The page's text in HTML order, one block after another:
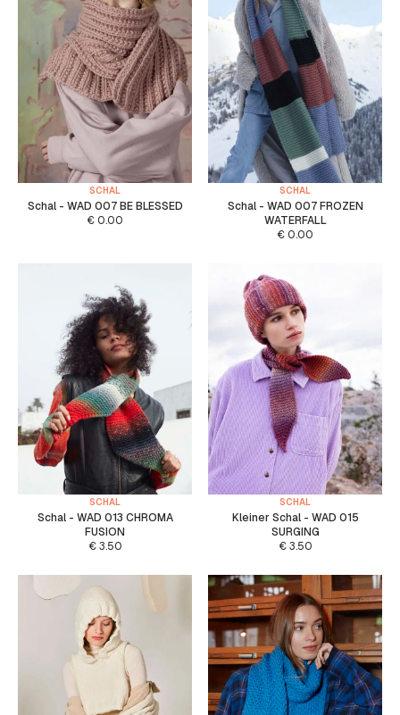
SCHAL
Schal - WAD 007 BE BLESSED
€ 0.00
SCHAL
Schal - WAD 007 FROZEN
WATERFALL
€ 0.00
SCHAL
Schal - WAD 013 CHROMA
FUSION
€3.50
SCHAL
Kleiner Schal - WAD 015
SURGING
€3.50